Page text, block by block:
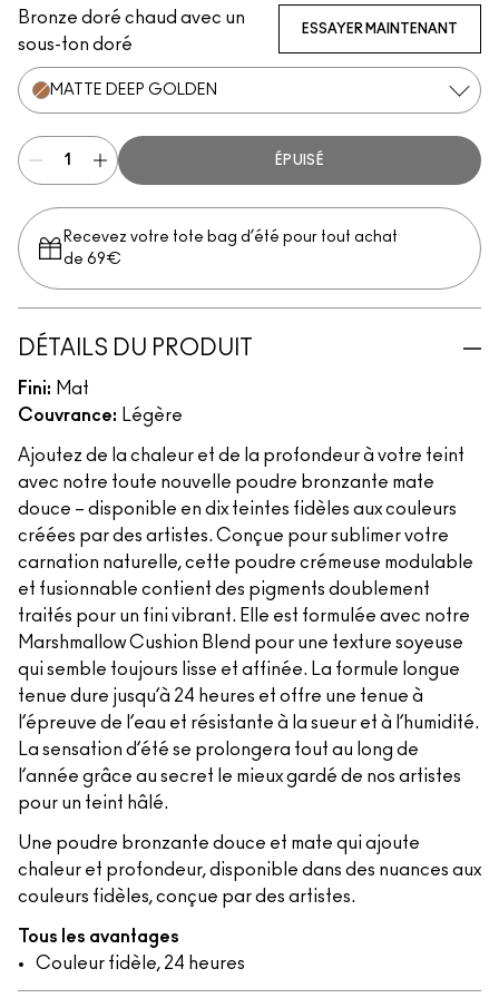
Bronze doré chaud avec un
sous-ton doré
ESSAYER MAINTENANT
MATTE DEEP GOLDEN
ÉPUISÉ
Recevez votre tote bag d’été pour tout achat
de 69€
DÉTAILS DU PRODUIT
Fini: Mat
Couvrance: Légère
Ajoutez de la chaleur et de la profondeur à votre teint
avec notre toute nouvelle poudre bronzante mate
douce – disponible en dix teintes fidèles aux couleurs
créées par des artistes. Conçue pour sublimer votre
carnation naturelle, cette poudre crémeuse modulable
et fusionnable contient des pigments doublement
traités pour un fini vibrant. Elle est formulée avec notre
Marshmallow Cushion Blend pour une texture soyeuse
qui semble toujours lisse et affinée. La formule longue
tenue dure jusqu’à 24 heures et offre une tenue à
l’épreuve de l’eau et résistante à la sueur et à l’humidité.
La sensation d’été se prolongera tout au long de
l’année grâce au secret le mieux gardé de nos artistes
pour un teint hâlé.
Une poudre bronzante douce et mate qui ajoute
chaleur et profondeur, disponible dans des nuances aux
couleurs fidèles, conçue par des artistes.
Tous les avantages
Couleur fidèle, 24 heures